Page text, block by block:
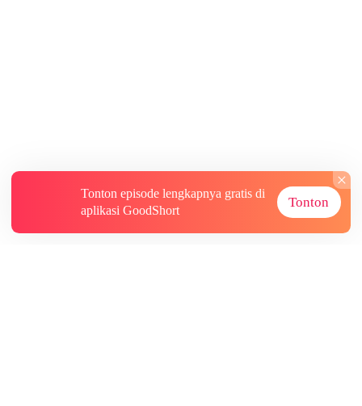
Tonton episode lengkapnya gratis di
aplikasi GoodShort
Tonton